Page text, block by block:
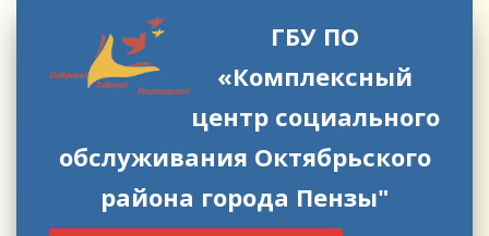
ГБУ ПО
«Комплексный
центр социального
обслуживания Октябрьского
района города Пензы"